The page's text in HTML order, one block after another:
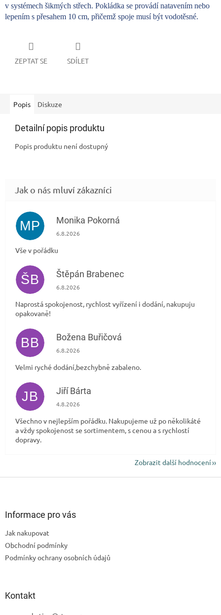
v systémech šikmých střech. Pokládka se provádí natavením nebo
lepením s přesahem 10 cm, přičemž spoje musí být vodotěsné.
ZEPTAT SE SDÍLET
Popis Diskuze
Detailní popis produktu
Popis produktu není dostupný
MP Monika Pokorná
Hodnocení obchodu je 5 z 5 hvězdiček.
6.8.2026
Vše v pořádku
ŠB Štěpán Brabenec
Hodnocení obchodu je 5 z 5 hvězdiček.
6.8.2026
Naprostá spokojenost, rychlost vyřízení i dodání, nakupuju
opakovaně!
BB Božena Buřičová
Hodnocení obchodu je 5 z 5 hvězdiček.
6.8.2026
Velmi ryché dodání,bezchybně zabaleno.
JB Jiří Bárta
Hodnocení obchodu je 5 z 5 hvězdiček.
4.8.2026
Všechno v nejlepším pořádku. Nakupujeme už po několikáté
a vždy spokojenost se sortimentem, s cenou a s rychlostí
dopravy.
Zobrazit další hodnocení
Informace pro vás
Jak nakupovat
Obchodní podmínky
Podmínky ochrany osobních údajů
Kontakt